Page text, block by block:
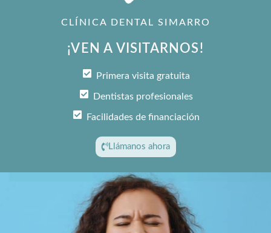
CLÍNICA DENTAL SIMARRO
¡VEN A VISITARNOS!
Primera visita gratuita
Dentistas profesionales
Facilidades de financiación
Llámanos ahora